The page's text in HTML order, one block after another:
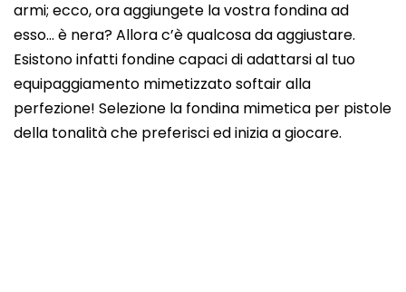
armi; ecco, ora aggiungete la vostra fondina ad
esso… è nera? Allora c’è qualcosa da aggiustare.
Esistono infatti fondine capaci di adattarsi al tuo
equipaggiamento mimetizzato softair alla
perfezione! Selezione la fondina mimetica per pistole
della tonalità che preferisci ed inizia a giocare.